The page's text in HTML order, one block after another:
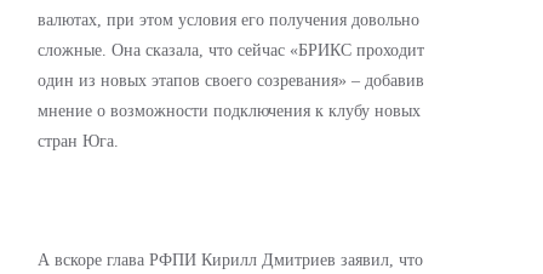
валютах, при этом условия его получения довольно
сложные. Она сказала, что сейчас «БРИКС проходит
один из новых этапов своего созревания» – добавив
мнение о возможности подключения к клубу новых
стран Юга.
А вскоре глава РФПИ Кирилл Дмитриев заявил, что